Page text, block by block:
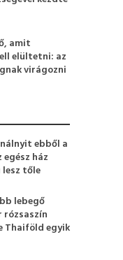
amit
elültetni: az
virágozni
ebből a
ház
tőle
lebegő
Thaiföld egyik